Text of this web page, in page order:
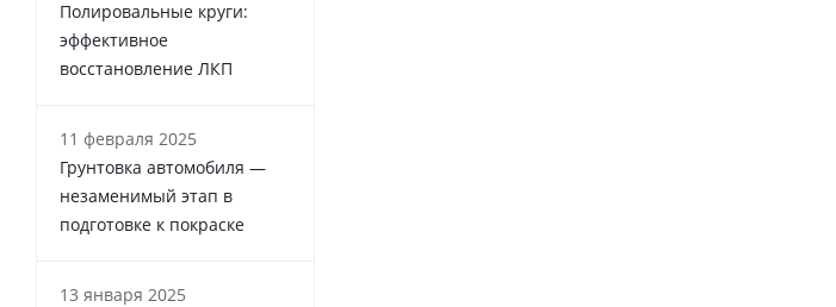
Полировальные круги:
эффективное
восстановление ЛКП
11 февраля 2025
Грунтовка автомобиля —
незаменимый этап в
подготовке к покраске
13 января 2025